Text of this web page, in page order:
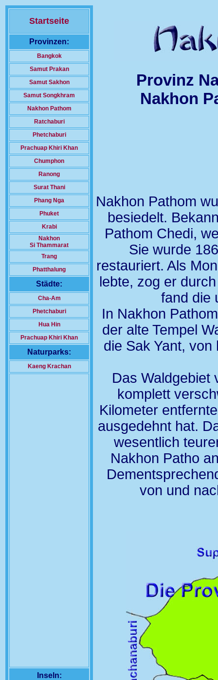
Startseite
Provinzen:
Bangkok
Samut Prakan
Samut Sakhon
Samut Songkhram
Nakhon Pathom
Ratchaburi
Phetchaburi
Prachuap Khiri Khan
Chumphon
Ranong
Surat Thani
Phang Nga
Phuket
Krabi
Nakhon
Si Thammarat
Trang
Phatthalung
Städte:
Cha-Am
Phetchaburi
Hua Hin
Prachuap Khiri Khan
Naturparks:
Kaeng Krachan
Inseln:
Provinz
Nakhon
Nakhon Pathom
besiedelt.
Pathom Chedi,
Sie wurde
restauriert. Als
lebte, zog er
fand die
In Nakhon
der alte Tempel
die Sak Yant,
Das Waldgebiet
komplett
Kilometer
ausgedehnt hat.
wesentlich
Nakhon Patho
von und